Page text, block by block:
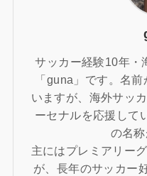
サッカー経験10年・
「guna」です。名
いますが、海外サッ
ーセナルを応援して
の名
主にはプレミアリー
が、長年のサッカー